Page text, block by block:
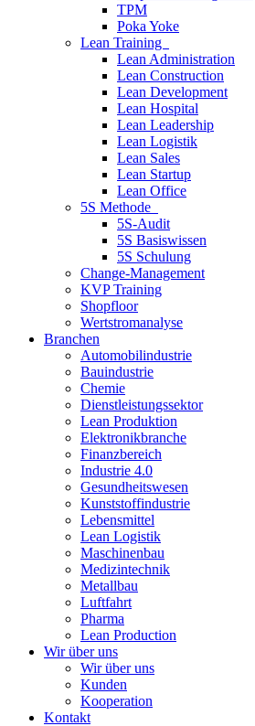
TPM
Poka Yoke
Lean Training
Lean Administration
Lean Construction
Lean Development
Lean Hospital
Lean Leadership
Lean Logistik
Lean Sales
Lean Startup
Lean Office
5S Methode
5S-Audit
5S Basiswissen
5S Schulung
Change-Management
KVP Training
Shopfloor
Wertstromanalyse
Branchen
Automobilindustrie
Bauindustrie
Chemie
Dienstleistungssektor
Lean Produktion
Elektronikbranche
Finanzbereich
Industrie 4.0
Gesundheitswesen
Kunststoffindustrie
Lebensmittel
Lean Logistik
Maschinenbau
Medizintechnik
Metallbau
Luftfahrt
Pharma
Lean Production
Wir über uns
Wir über uns
Kunden
Kooperation
Kontakt